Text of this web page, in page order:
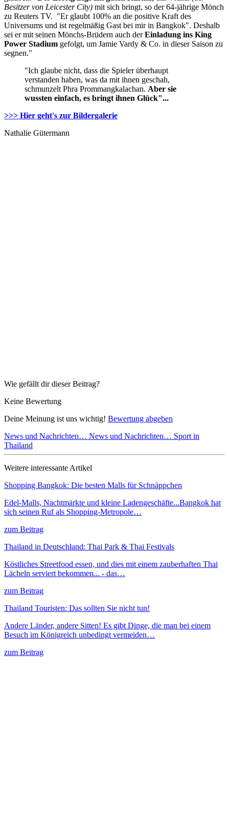
Besitzer von Leicester City) mit sich bringt, so der 64-jährige Mönch
zu Reuters TV. "Er glaubt 100% an die positive Kraft des
Universums und ist regelmäßig Gast bei mir in Bangkok". Deshalb
sei er mit seinen Mönchs-Brüdern auch derEinladung ins King
Power Stadium gefolgt, um Jamie Vardy & Co. in dieser Saison zu
segnen."
"Ich glaube nicht, dass die Spieler überhaupt
verstanden haben, was da mit ihnen geschah,
schmunzelt Phra Prommangkalachan. Aber sie
wussten einfach, es bringt ihnen Glück"...
>>> Hier geht's zur Bildergalerie
Nathalie Gütermann
Wie gefällt dir dieser Beitrag?
Keine Bewertung
Deine Meinung ist uns wichtig! Bewertung abgeben
News und Nachrichten… News und Nachrichten… Sport in
Thailand
Weitere interessante Artikel
Shopping Bangkok: Die besten Malls für Schnäppchen
Edel-Malls, Nachtmärkte und kleine Ladengeschäfte...Bangkok hat
sich seinen Ruf als Shopping-Metropole…
zum Beitrag
Thailand in Deutschland: Thai Park & Thai Festivals
Köstliches Streetfood essen, und dies mit einem zauberhaften Thai
Lächeln serviert bekommen... - das…
zum Beitrag
Thailand Touristen: Das sollten Sie nicht tun!
Andere Länder, andere Sitten! Es gibt Dinge, die man bei einem
Besuch im Königreich unbedingt vermeiden…
zum Beitrag